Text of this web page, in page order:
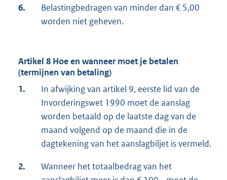
6.
Belastingbedragen van minder dan € 5,00
worden niet geheven.
Artikel 8 Hoe en wanneer moet je betalen
(termijnen van betaling)
1.
In afwijking van artikel 9, eerste lid van de
Invorderingswet 1990 moet de aanslag
worden betaald op de laatste dag van de
maand volgend op de maand die in de
dagtekening van het aanslagbiljet is vermeld.
2.
Wanneer het totaalbedrag van het